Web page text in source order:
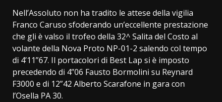
Nell’Assoluto non ha tradito le attese della vigilia
Franco Caruso sfoderando un’eccellente prestazione
che gli è valso il trofeo della 32^ Salita del Costo al
volante della Nova Proto NP-01-2 salendo col tempo
di 4’11”67. Il portacolori di Best Lap si è imposto
precedendo di 4”06 Fausto Bormolini su Reynard
F3000 e di 12”42 Alberto Scarafone in gara con
l’Osella PA 30.